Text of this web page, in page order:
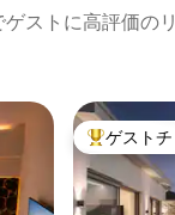
ストに高評価の
大好評の
ゲスト